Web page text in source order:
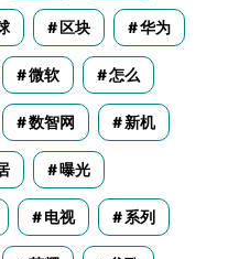
区块 华为
微软 怎么
数智网 新机
曝光
电视 系列